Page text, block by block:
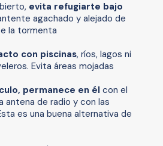
evita refugiarte bajo
agachado y alejado de
la tormenta
con piscinas, ríos, lagos ni
Evita áreas mojadas
permanece en él con el
antena de radio y con las
es una buena alternativa de